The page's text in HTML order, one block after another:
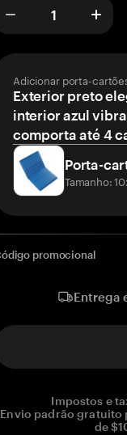
Adicionar porta-
Exterior preto
interior azul
comporta até 4
Porta-
Tamanho:
promocional
Entrega
Impostos e
Envio padrão gratuito
de